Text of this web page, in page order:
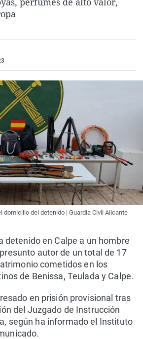
La rosa de los vientos
Como el perro y el
Caso
Equipo de
Extremadura
La Rioja
Virales
Elecciones
domicilio del detenido | Guardia Civil Alicante
detenido en Calpe a un hombre
autor de un total de 17
cometidos en los
de Benissa, Teulada y Calpe.
en prisión provisional tras
del Juzgado de Instrucción
según ha informado el Instituto